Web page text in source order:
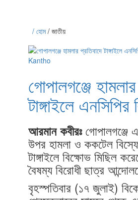
/ হোম/ জাতীয়
গোপালগঞ্জে
টাঙ্গাইলে
আরমান কবীরঃগোপালগঞ্জে
উপর হামলা ও ককটেল
টাঙ্গাইলে বিক্ষোভ মিছিল
বৈষম্য বিরোধী ছাত্র
বৃহস্পতিবার (১৭ জুলাই)